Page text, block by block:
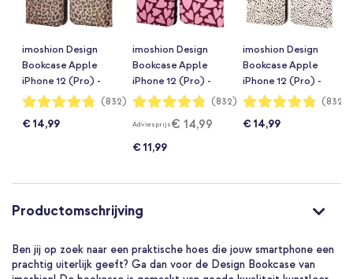
imoshion Design
Bookcase Apple
iPhone 12 (Pro) -
Leopard Mood
Waardering:
96%
(832)
€ 14,99
imoshion Design
Bookcase Apple
iPhone 12 (Pro) -
Hearty Blush
Waardering:
96%
(832)
Adviesprijs€ 14,99
€ 11,99
imoshion Design
Bookcase Apple
iPhone 12 (Pro) -
Desert Dots
Waardering:
96%
(832)
€ 14,99
Productomschrijving
Ben jij op zoek naar een praktische hoes die jouw smartphone een
prachtig uiterlijk geeft? Ga dan voor de Design Bookcase van